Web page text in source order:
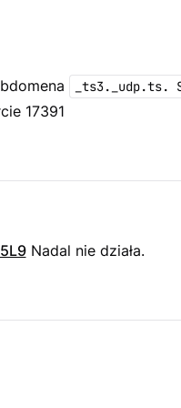
_ts3._udp.ts.
17391
Nadal nie działa.